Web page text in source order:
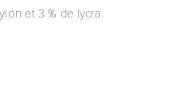
et 3 % de lycra.